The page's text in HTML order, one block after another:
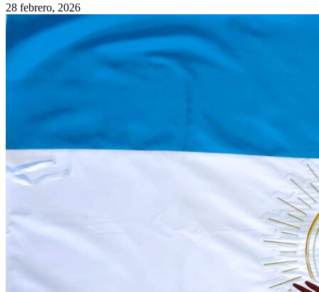
28 febrero, 2026